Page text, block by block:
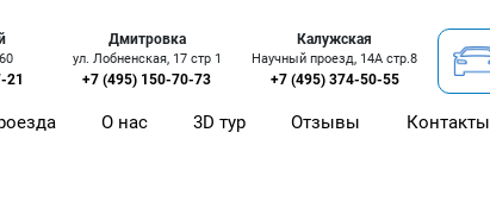
21
Дмитровка
ул. Лобненская, 17 стр 1
+7 (495) 150-70-73
Калужская
Научный проезд, 14А стр.8
+7 (495) 374-50-55
О нас 3D тур Отзывы Контакты